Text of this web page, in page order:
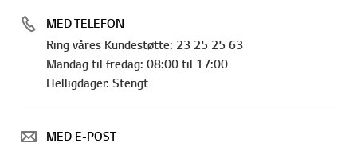
MED TELEFON
Ring våres Kundestøtte: 23 25 25 63
Mandag til fredag: 08:00 til 17:00
Helligdager: Stengt
MED E-POST